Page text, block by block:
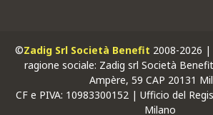
©Zadig Srl Società Benefit 2008-2026 |
ragione sociale: Zadig srl Società
Ampère, 59 CAP 20131
CF e PIVA: 10983300152 | Ufficio del
Milano